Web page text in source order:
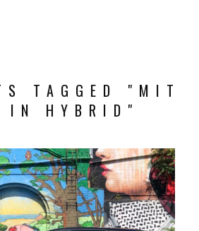
TAGGED "MIT
IN HYBRID"